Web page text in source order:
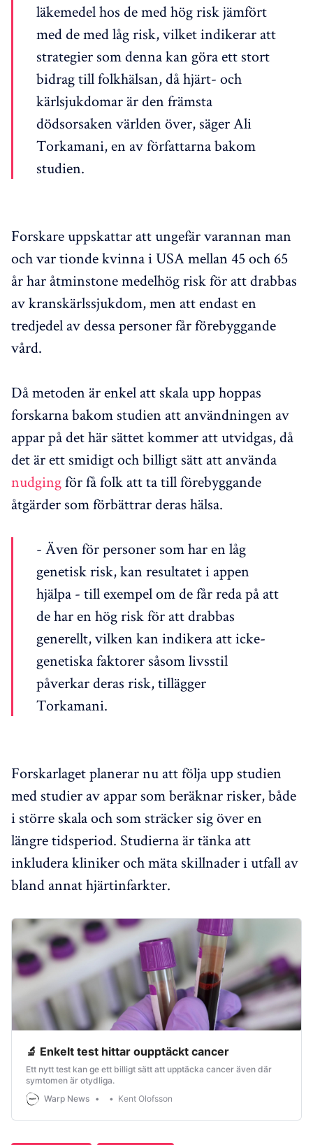
läkemedel hos de med hög risk jämfört
med de med låg risk, vilket indikerar att
strategier som denna kan göra ett stort
bidrag till folkhälsan, då hjärt- och
kärlsjukdomar är den främsta
dödsorsaken världen över, säger Ali
Torkamani, en av författarna bakom
studien.
Forskare uppskattar att ungefär varannan man
och var tionde kvinna i USA mellan 45 och 65
år har åtminstone medelhög risk för att drabbas
av kranskärlssjukdom, men att endast en
tredjedel av dessa personer får förebyggande
vård.
Då metoden är enkel att skala upp hoppas
forskarna bakom studien att användningen av
appar på det här sättet kommer att utvidgas, då
det är ett smidigt och billigt sätt att använda
nudgingför få folk att ta till förebyggande
åtgärder som förbättrar deras hälsa.
- Även för personer som har en låg
genetisk risk, kan resultatet i appen
hjälpa - till exempel om de får reda på att
de har en hög risk för att drabbas
generellt, vilken kan indikera att icke-
genetiska faktorer såsom livsstil
påverkar deras risk, tillägger
Torkamani.
Forskarlaget planerar nu att följa upp studien
med studier av appar som beräknar risker, både
i större skala och som sträcker sig över en
längre tidsperiod. Studierna är tänka att
inkludera kliniker och mäta skillnader i utfall av
bland annat hjärtinfarkter.
🔬 Enkelt test hittar oupptäckt cancer
Ett nytt test kan ge ett billigt sätt att upptäcka cancer även där
symtomen är otydliga.
Warp News
Kent Olofsson